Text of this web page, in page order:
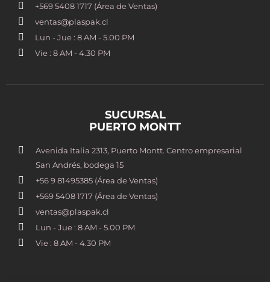
+569 5408 1717 (Área de Ventas)
ventas@plaspak.cl
Lun - Jue : 8 AM - 5.00 PM
Vie : 8 AM - 4.30 PM
SUCURSAL
PUERTO MONTT
Avenida Italia 2313, Puerto Montt. Centro empresarial
San Andrés, bodega 15
+56 9 81495385 (Área de Ventas)
+569 5408 1717 (Área de Ventas)
ventas@plaspak.cl
Lun - Jue : 8 AM - 5.00 PM
Vie : 8 AM - 4.30 PM